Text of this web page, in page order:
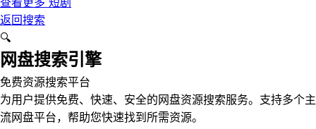
返回搜索
🔍
网盘搜索引擎
免费资源搜索平台
为用户提供免费、快速、安全的网盘资源搜索服务。支持多个主
流网盘平台，帮助您快速找到所需资源。